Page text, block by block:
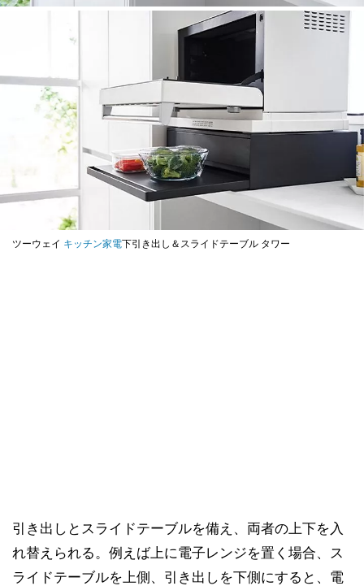
ツーウェイ キッチン家電下引き出し＆スライドテーブル タワー
引き出しとスライドテーブルを備え、両者の上下を入
れ替えられる。例えば上に電子レンジを置く場合、ス
ライドテーブルを上側、引き出しを下側にすると、電